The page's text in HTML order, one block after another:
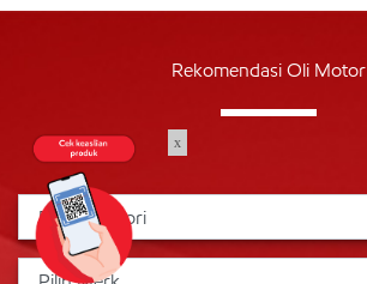
Rekomendasi Oli Motor
x